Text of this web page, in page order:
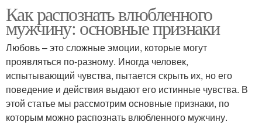
Как распознать влюбленного
мужчину: основные признаки
Любовь – это сложные эмоции, которые могут
проявляться по-разному. Иногда человек,
испытывающий чувства, пытается скрыть их, но его
поведение и действия выдают его истинные чувства. В
этой статье мы рассмотрим основные признаки, по
которым можно распознать влюбленного мужчину.